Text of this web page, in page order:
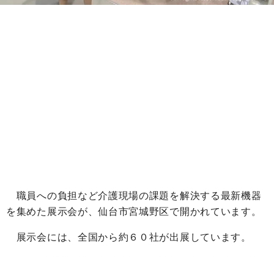
職員への負担など介護現場の課題を解決する最新機器
を集めた展示会が、仙台市宮城野区で開かれています。
展示会には、全国から約６０社が出展しています。